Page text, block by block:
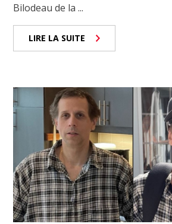
Bilodeau de la ...
LIRE LA SUITE